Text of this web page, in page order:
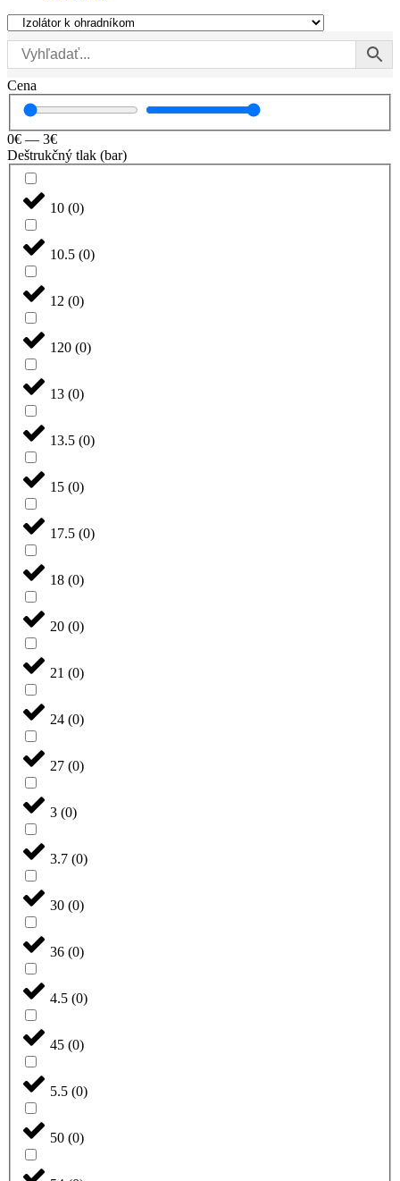
Cena
0€ — 3€
Deštrukčný tlak (bar)
10 (0)
10.5 (0)
12 (0)
120 (0)
13 (0)
13.5 (0)
15 (0)
17.5 (0)
18 (0)
20 (0)
21 (0)
24 (0)
27 (0)
3 (0)
3.7 (0)
30 (0)
36 (0)
4.5 (0)
45 (0)
5.5 (0)
50 (0)